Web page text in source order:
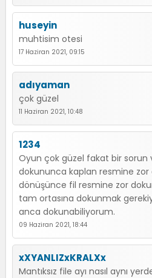
huseyin
muhtisim otesi
17 Haziran 2021, 09:15
adıyaman
çok güzel
11 Haziran 2021, 10:48
1234
Oyun çok güzel fakat bir sorun
dokununca kaplan resmine
dönüşünce fil resmine zor
tam ortasına dokunmak
anca dokunabiliyorum.
09 Haziran 2021, 18:44
xXYANLIZxKRALXx
Mantıksız file ayı nasıl aynı